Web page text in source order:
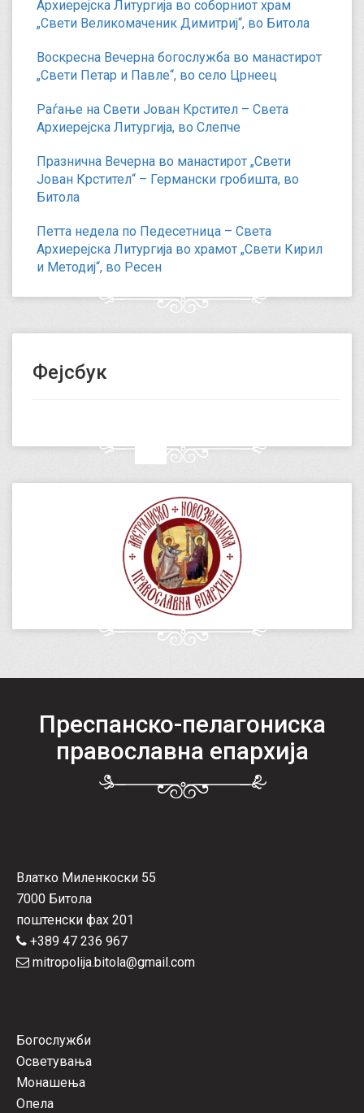
Архиерејска Литургија во соборниот храм
„Свети Великомаченик Димитриј“, во Битола
Воскресна Вечерна богослужба во манастирот
„Свети Петар и Павле“, во село Црнеец
Раѓање на Свети Јован Крстител – Света
Архиерејска Литургија, во Слепче
Празнична Вечерна во манастирот „Свети
Јован Крстител“ – Германски гробишта, во
Битола
Петта недела по Педесетница – Света
Архиерејска Литургија во храмот „Свети Кирил
и Методиј“, во Ресен
Фејсбук
Преспанско-пелагониска
православна епархија
Влатко Миленкоски 55
7000 Битола
поштенски фах 201
+389 47 236 967
mitropolija.bitola@gmail.com
Богослужби
Осветувања
Монашења
Опела